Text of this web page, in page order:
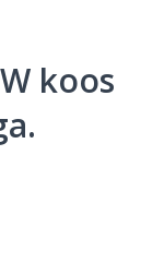
koos